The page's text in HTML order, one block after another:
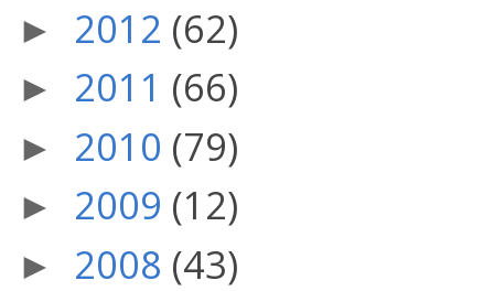
► 2012 (62)
► 2011 (66)
► 2010 (79)
► 2009 (12)
► 2008 (43)